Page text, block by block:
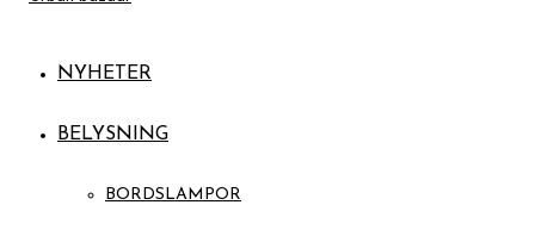
NYHETER
BELYSNING
BORDSLAMPOR